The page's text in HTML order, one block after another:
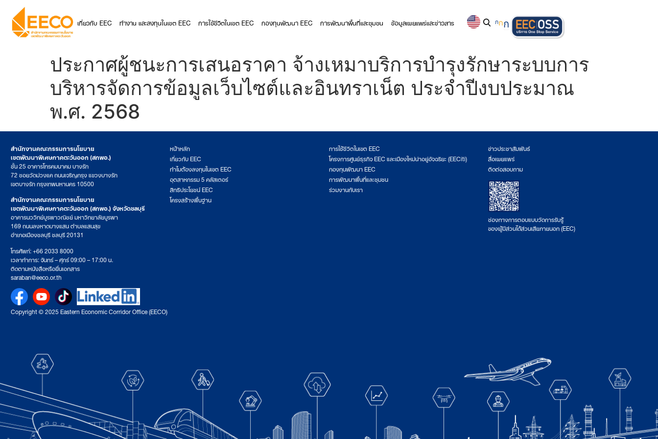
เกี่ยวกับ EEC ทำงาน และลงทุนในเขต EEC การใช้ชีวิตในเขต EEC กองทุนพัฒนา EEC การพัฒนาพื้นที่และชุมชน ข้อมูลเผยแพร่และข่าวสาร กกก
ประกาศผู้ชนะการเสนอราคา จ้างเหมาบริการบำรุงรักษาระบบการ
บริหารจัดการข้อมูลเว็บไซต์และอินทราเน็ต ประจำปีงบประมาณ
พ.ศ. 2568
สำนักงานคณะกรรมการนโยบาย
เขตพัฒนาพิเศษภาคตะวันออก (สกพอ.)
ชั้น 25 อาคารโทรคมนาคม บางรัก
72 ซอยวัดม่วงแค ถนนเจริญกรุง แขวงบางรัก
เขตบางรัก กรุงเทพมหานคร 10500
สำนักงานคณะกรรมการนโยบาย
เขตพัฒนาพิเศษภาคตะวันออก (สกพอ.) จังหวัดชลบุรี
อาคารนววิทย์บูรพาวณิชย์ มหาวิทยาลัยบูรพา
169 ถนนลงหาดบางแสน ตำบลแสนสุข
อำเภอเมืองชลบุรี ชลบุรี 20131
โทรศัพท์: +66 2033 8000
เวลาทำการ: จันทร์ – ศุกร์ 09:00 – 17:00 น.
ติดตามหนังสือหรือยื่นเอกสาร
saraban@eeco.or.th
หน้าหลัก
เกี่ยวกับ EEC
ทำไมต้องลงทุนในเขต EEC
อุตสาหกรรม 5 คลัสเตอร์
สิทธิประโยชน์ EEC
โครงสร้างพื้นฐาน
การใช้ชีวิตในเขต EEC
โครงการศูนย์ธุรกิจ EEC และเมืองใหม่น่าอยู่อัจฉริยะ (EECiti)
กองทุนพัฒนา EEC
การพัฒนาพื้นที่และชุมชน
ร่วมงานกับเรา
ข่าวประชาสัมพันธ์
สื่อเผยแพร่
ติดต่อสอบถาม
ช่องทางการตอบแบบวัดการรับรู้
ของผู้มีส่วนได้ส่วนเสียภายนอก (EEC)
Copyright © 2025 Eastern Economic Corridor Office (EECO)